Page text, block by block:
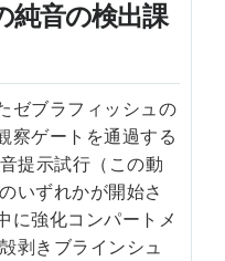
純音の検出課
ゼブラフィッシュの
察ゲートを通過する
提示試行（この動
いずれかが開始さ
に強化コンパートメ
剥きブラインシュ